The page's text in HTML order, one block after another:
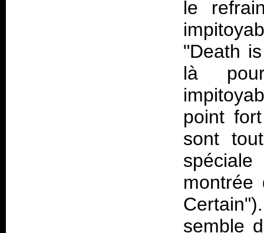
le
"Death
là
point
sont
semble